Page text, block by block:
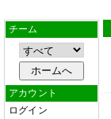
チーム
アカウント
ログイン